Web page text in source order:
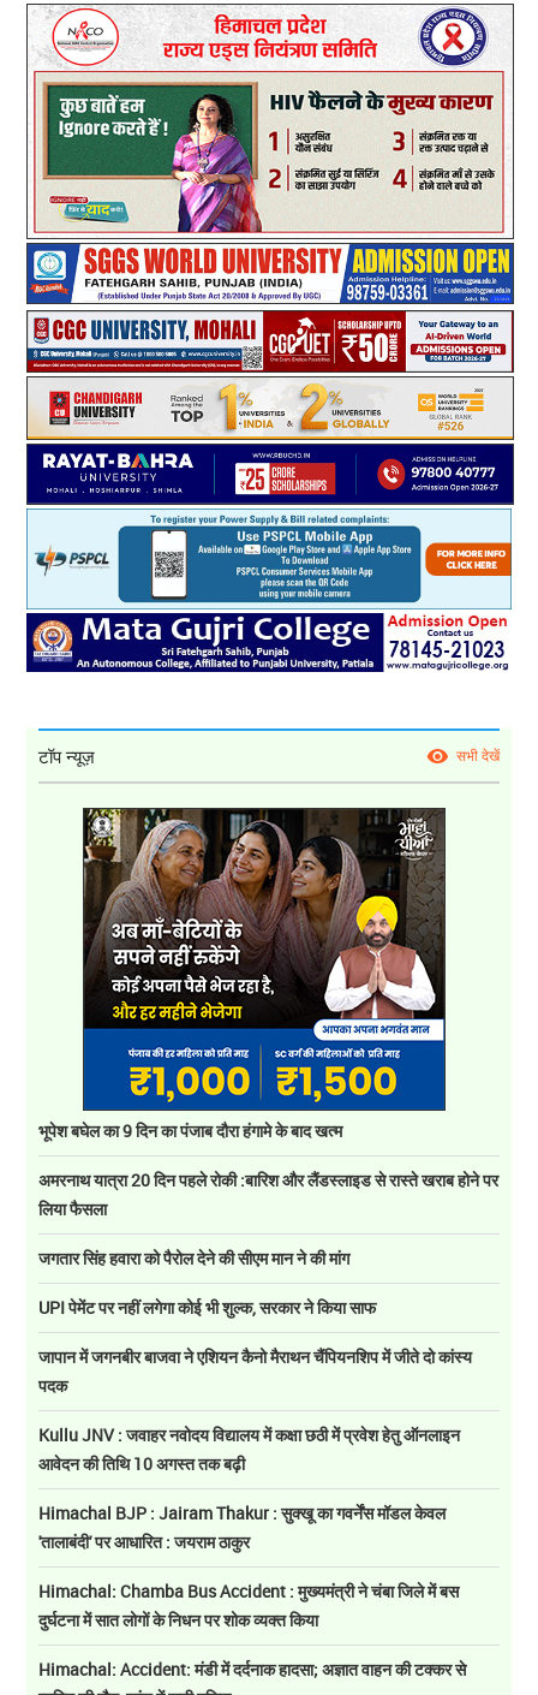
टॉप न्यूज़ सभी देखें
भूपेश बघेल का 9 दिन का पंजाब दौरा हंगामे के बाद खत्म
अमरनाथ यात्रा 20 दिन पहले रोकी :बारिश और लैंडस्लाइड से रास्ते खराब होने पर
लिया फैसला
जगतार सिंह हवारा को पैरोल देने की सीएम मान ने की मांग
UPI पेमेंट पर नहीं लगेगा कोई भी शुल्क, सरकार ने किया साफ
जापान में जगनबीर बाजवा ने एशियन कैनो मैराथन चैंपियनशिप में जीते दो कांस्य
पदक
Kullu JNV : जवाहर नवोदय विद्यालय में कक्षा छठी में प्रवेश हेतु ऑनलाइन
आवेदन की तिथि 10 अगस्त तक बढ़ी
Himachal BJP : Jairam Thakur : सुक्खू का गवर्नेंस मॉडल केवल
'तालाबंदी' पर आधारित : जयराम ठाकुर
Himachal: Chamba Bus Accident : मुख्यमंत्री ने चंबा जिले में बस
दुर्घटना में सात लोगों के निधन पर शोक व्यक्त किया
Himachal: Accident: मंडी में दर्दनाक हादसा; अज्ञात वाहन की टक्कर से